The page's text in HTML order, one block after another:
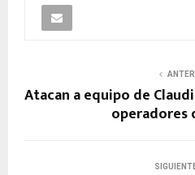
Atacan a equipo de
operadores